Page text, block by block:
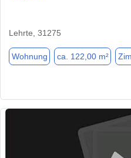
Lehrte, 31275
Wohnung ca. 122,00 m²